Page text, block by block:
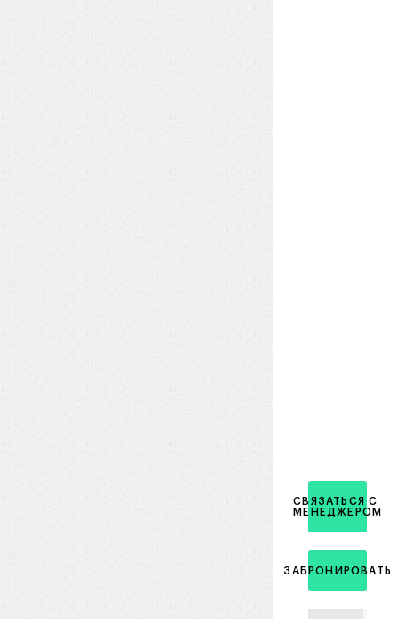
СВЯЗАТЬСЯ С
МЕНЕДЖЕРОМ
ЗАБРОНИРОВАТЬ